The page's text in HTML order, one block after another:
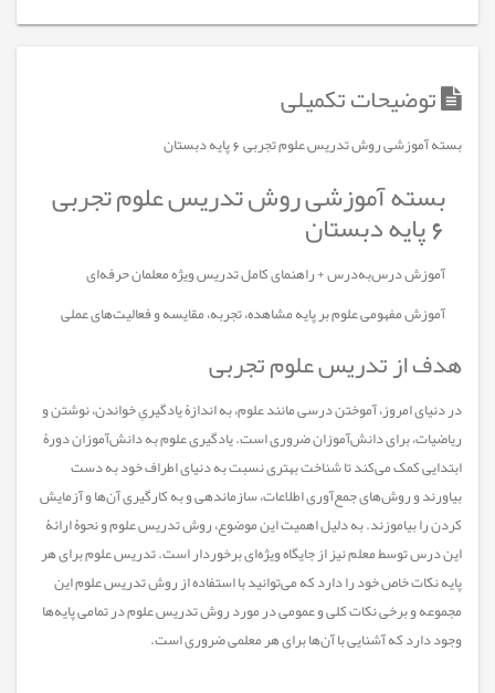
توضیحات تکمیلی
بسته آموزشی روش تدریس علوم تجربی 6 پایه دبستان
بسته آموزشی روش تدریس علوم تجربی
6 پایه دبستان
آموزش درس‌به‌درس + راهنمای کامل تدریس ویژه معلمان حرفه‌ای
آموزش مفهومی علوم بر پایه مشاهده، تجربه، مقایسه و فعالیت‌های عملی
هدف از تدریس علوم تجربی
در دنیای امروز، آموختن درسی مانند علوم، به اندازۀ یادگیریِ خواندن، نوشتن و
ریاضیات، برای دانش‌آموزان ضروری است. یادگیری علوم به دانش‌آموزان دورۀ
ابتدایی کمک می‌کند تا شناخت بهتری نسبت به دنیای اطراف خود به دست
بیاورند و روش‌های جمع‌آوری اطلاعات، سازماندهی و به کارگیری آن‌ها و آزمایش
کردن را بیاموزند. به دلیل اهمیت این موضوع، روش تدریس علوم و نحوۀ ارائۀ
این درس توسط معلم نیز از جایگاه ویژه‌ای برخوردار است. تدریس علوم برای هر
پایه نکات خاص خود را دارد که می‌توانید با استفاده از روش تدریس علوم این
مجموعه و برخی نکات کلی و عمومی در مورد روش تدریس علوم در تمامی پایه‌ها
وجود دارد که آشنایی با آن‌ها برای هر معلمی ضروری است.